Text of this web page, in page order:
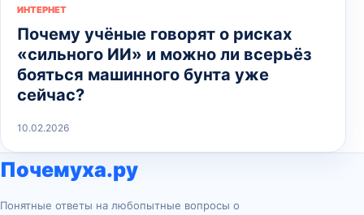
ИНТЕРНЕТ
Почему учёные говорят о рисках
«сильного ИИ» и можно ли всерьёз
бояться машинного бунта уже
сейчас?
10.02.2026
Почемуха.ру
Понятные ответы на любопытные вопросы о